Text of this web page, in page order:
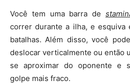
Você tem uma barra de
correr durante a ilha, e esquiva
batalhas. Além disso, você
deslocar verticalmente ou então
se aproximar do oponente e
golpe mais fraco.